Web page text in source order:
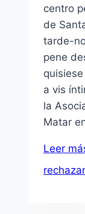
centro
de
tarde-
pene
a vis
la
Matar
Leer